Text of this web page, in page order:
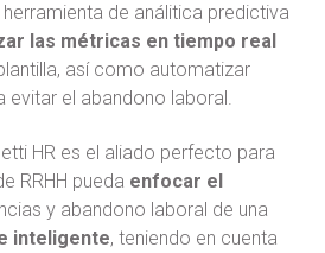
de análitica predictiva
las métricas en tiempo real
así como automatizar
evitar el abandono laboral.
HR es el aliado perfecto para
RRHH pueda enfocar el
y abandono laboral de una
inteligente, teniendo en cuenta